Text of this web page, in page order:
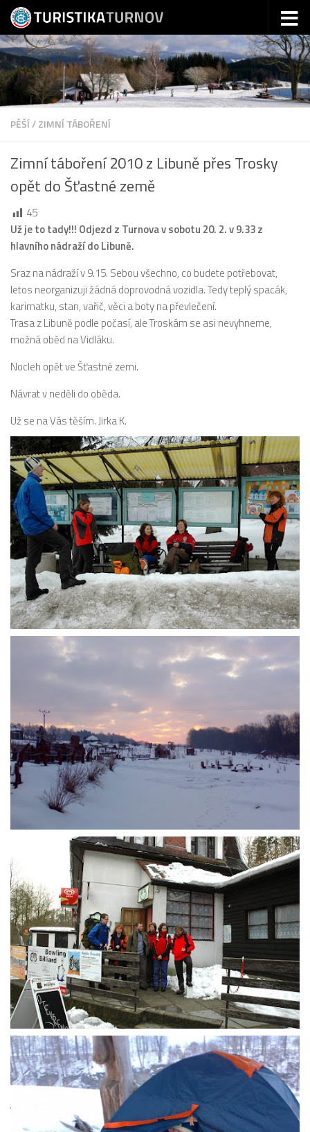
Skip to content
PĚŠÍ/ZIMNÍ TÁBOŘENÍ
Zimní táboření 2010 z Libuně přes Trosky
opět do Šťastné země
45
Už je to tady!!! Odjezd z Turnova v sobotu 20. 2. v 9.33 z
hlavního nádraží do Libuně.
Sraz na nádraží v 9.15. Sebou všechno, co budete potřebovat,
letos neorganizuji žádná doprovodná vozidla. Tedy teplý spacák,
karimatku, stan, vařič, věci a boty na převlečení.
Trasa z Libuně podle počasí, ale Troskám se asi nevyhneme,
možná oběd na Vidláku.
Nocleh opět ve Šťastné zemi.
Návrat v neděli do oběda.
Už se na Vás těším. Jirka K.